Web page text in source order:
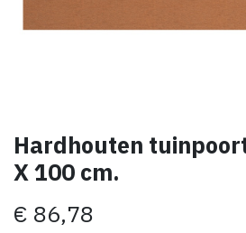
Hardhouten
X 100 cm.
€ 86,78